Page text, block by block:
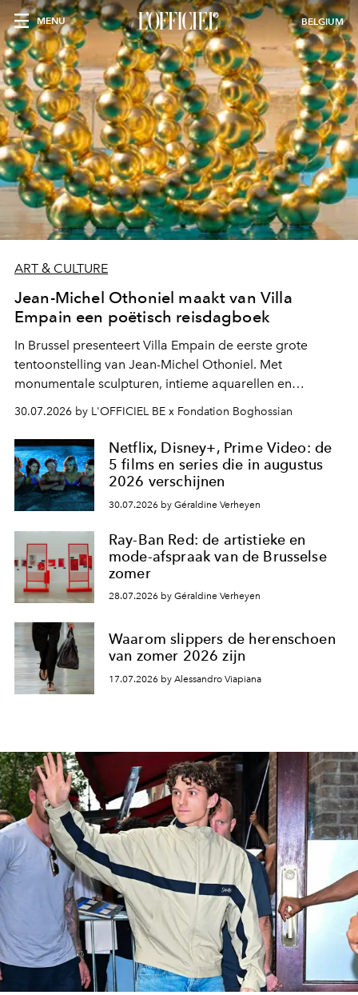
MENU BELGIUM
ART & CULTURE
Jean-Michel Othoniel maakt van Villa
Empain een poëtisch reisdagboek
In Brussel presenteert Villa Empain de eerste grote
tentoonstelling van Jean-Michel Othoniel. Met
monumentale sculpturen, intieme aquarellen en
fonkelend Murano-glas creëert de Franse kunstenaar
een emotionele reis waarin elk werk de herinnering
oproept aan een ontmoeting, een bestemming of een
moment van verwondering.
30.07.2026 by L'OFFICIEL BE x Fondation Boghossian
Netflix, Disney+, Prime Video: de
5 films en series die in augustus
2026 verschijnen
30.07.2026 by Géraldine Verheyen
Ray-Ban Red: de artistieke en
mode-afspraak van de Brusselse
zomer
28.07.2026 by Géraldine Verheyen
Waarom slippers de herenschoen
van zomer 2026 zijn
17.07.2026 by Alessandro Viapiana